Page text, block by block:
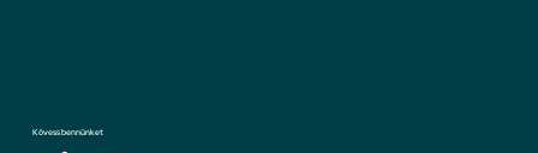
Kövess bennünket